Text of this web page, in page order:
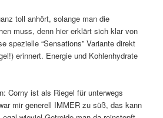
toll anhört, solange man die
muss, denn hier erklärt sich klar von
spezielle “Sensations” Variante direkt
erinnert. Energie und Kohlenhydrate
Corny ist als Riegel für unterwegs
mir generell IMMER zu süß, das kann